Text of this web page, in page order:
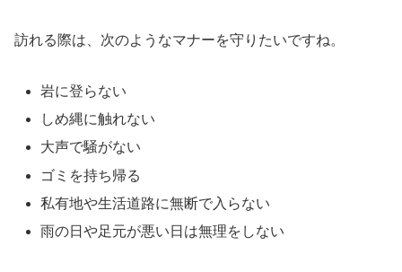
訪れる際は、次のようなマナーを守りたいですね。
岩に登らない
しめ縄に触れない
大声で騒がない
ゴミを持ち帰る
私有地や生活道路に無断で入らない
雨の日や足元が悪い日は無理をしない